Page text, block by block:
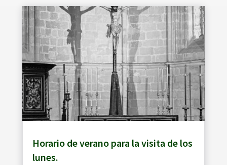
Horario de verano para la visita de los
lunes.